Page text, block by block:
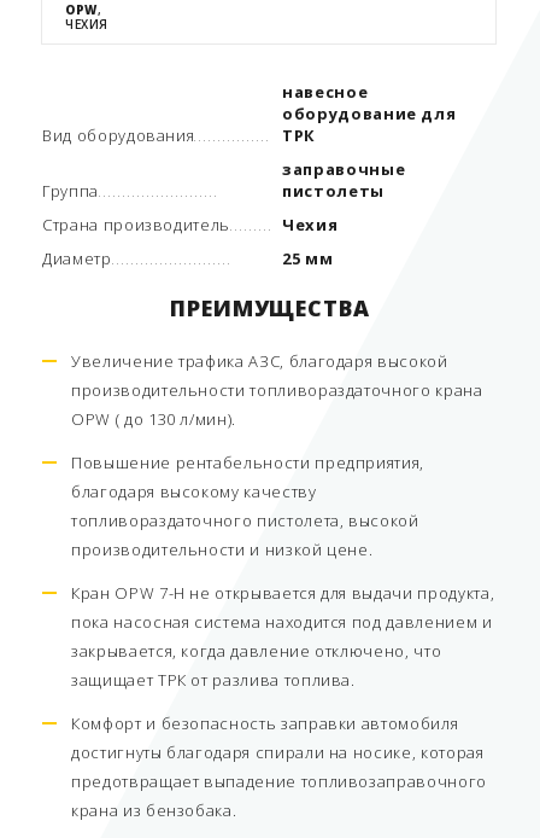
OPW,
ЧЕХИЯ
Вид оборудования
навесное
оборудование для
ТРК
Группа
заправочные
пистолеты
Страна производитель
Чехия
Диаметр
25 мм
ПРЕИМУЩЕСТВА
Увеличение трафика АЗС, благодаря высокой
производительности топливораздаточного крана
OPW ( до 130 л/мин).
Повышение рентабельности предприятия,
благодаря высокому качеству
топливораздаточного пистолета, высокой
производительности и низкой цене.
Кран OPW 7-H не открывается для выдачи продукта,
пока насосная система находится под давлением и
закрывается, когда давление отключено, что
защищает ТРК от разлива топлива.
Комфорт и безопасность заправки автомобиля
достигнуты благодаря спирали на носике, которая
предотвращает выпадение топливозаправочного
крана из бензобака.